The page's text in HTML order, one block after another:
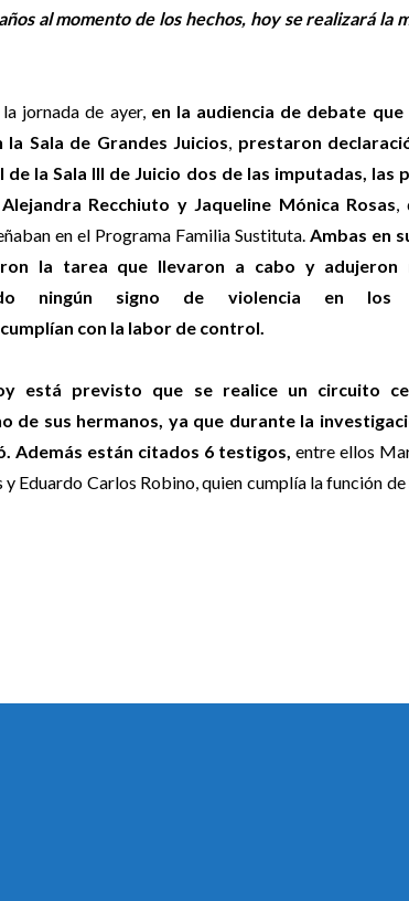
al momento de los hechos, hoy se realizará la
jornada de ayer, en la audiencia de debate que
la Sala de Grandes Juicios prestaron
de la Sala III de Juicio dos de las imputadas, las
Recchiuto y Jaqueline Mónica Rosas
en el Programa Familia Sustituta. Ambas en
la tarea que llevaron a cabo y adujeron
ningún signo de violencia en los
con la labor de control.
está previsto que se realice un circuito
sus hermanos, ya que durante la
Además están citados 6 testigos, entre ellos
Eduardo Carlos Robino, quien cumplía la función